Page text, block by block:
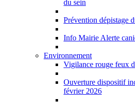
du sein
Prévention dépistage
Info Mairie Alerte
Environnement
Vigilance rouge feux
Ouverture dispositif
février 2026